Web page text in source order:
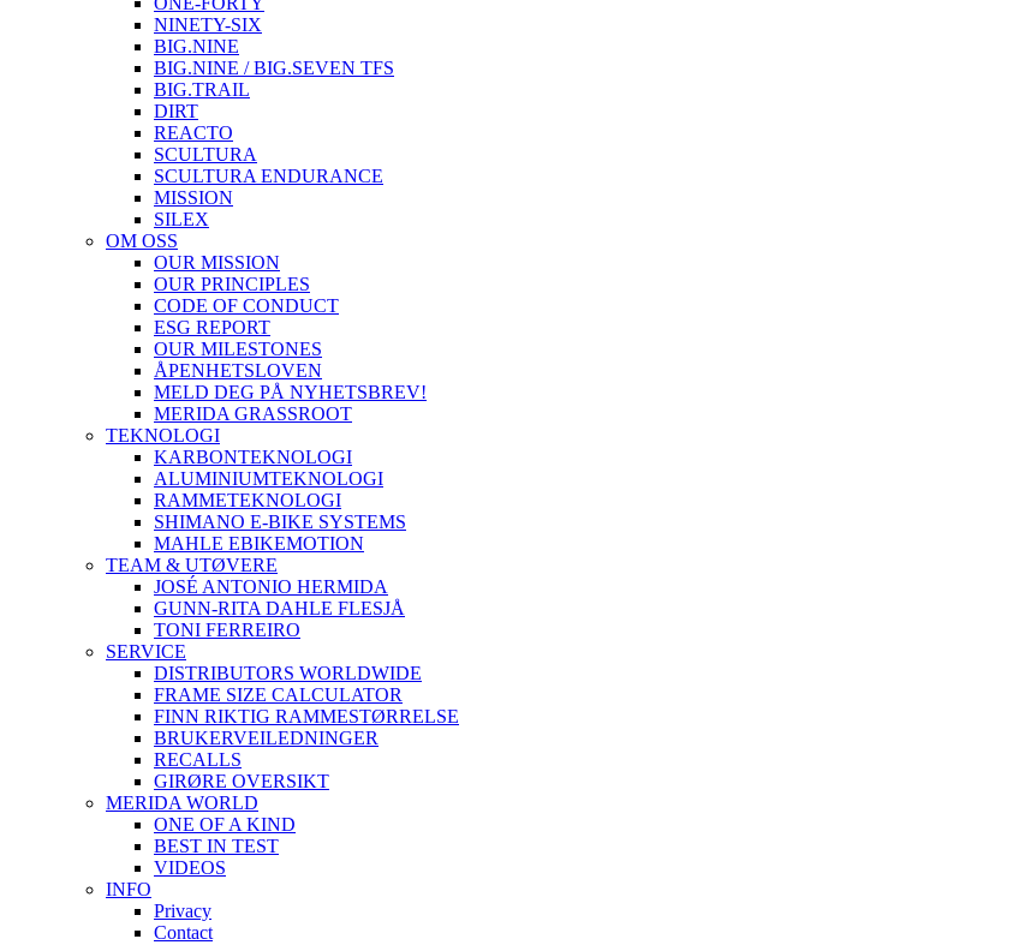
NINETY-SIX
BIG.NINE
BIG.NINE / BIG.SEVEN TFS
BIG.TRAIL
DIRT
REACTO
SCULTURA
SCULTURA ENDURANCE
MISSION
SILEX
OM OSS
OUR MISSION
OUR PRINCIPLES
CODE OF CONDUCT
ESG REPORT
OUR MILESTONES
ÅPENHETSLOVEN
MELD DEG PÅ NYHETSBREV!
MERIDA GRASSROOT
TEKNOLOGI
KARBONTEKNOLOGI
ALUMINIUMTEKNOLOGI
RAMMETEKNOLOGI
SHIMANO E-BIKE SYSTEMS
MAHLE EBIKEMOTION
TEAM & UTØVERE
JOSÉ ANTONIO HERMIDA
GUNN-RITA DAHLE FLESJÅ
TONI FERREIRO
SERVICE
DISTRIBUTORS WORLDWIDE
FRAME SIZE CALCULATOR
FINN RIKTIG RAMMESTØRRELSE
BRUKERVEILEDNINGER
RECALLS
GIRØRE OVERSIKT
MERIDA WORLD
ONE OF A KIND
BEST IN TEST
VIDEOS
INFO
Privacy
Contact